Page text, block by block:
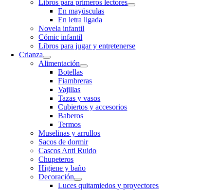
Libros para primeros lectores
En mayúsculas
En letra ligada
Novela infantil
Cómic infantil
Libros para jugar y entretenerse
Crianza
Alimentación
Botellas
Fiambreras
Vajillas
Tazas y vasos
Cubiertos y accesorios
Baberos
Termos
Muselinas y arrullos
Sacos de dormir
Cascos Anti Ruido
Chupeteros
Higiene y baño
Decoración
Luces quitamiedos y proyectores